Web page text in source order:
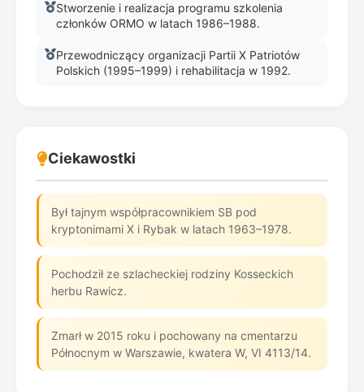
Stworzenie i realizacja programu szkolenia
członków ORMO w latach 1986–1988.
Przewodniczący organizacji Partii X Patriotów
Polskich (1995–1999) i rehabilitacja w 1992.
Ciekawostki
Był tajnym współpracownikiem SB pod
kryptonimami X i Rybak w latach 1963–1978.
Pochodził ze szlacheckiej rodziny Kosseckich
herbu Rawicz.
Zmarł w 2015 roku i pochowany na cmentarzu
Północnym w Warszawie, kwatera W, VI 4113/14.